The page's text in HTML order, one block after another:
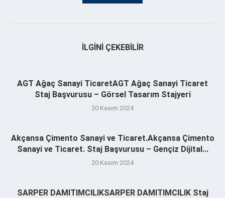
İLGINI ÇEKEBILIR
AGT Ağaç Sanayi TicaretAGT Ağaç Sanayi Ticaret
Staj Başvurusu – Görsel Tasarım Stajyeri
20 Kasım 2024
Akçansa Çimento Sanayi ve Ticaret.Akçansa Çimento
Sanayi ve Ticaret. Staj Başvurusu – Gençiz Dijital...
20 Kasım 2024
SARPER DAMITIMCILIKSARPER DAMITIMCILIK Staj